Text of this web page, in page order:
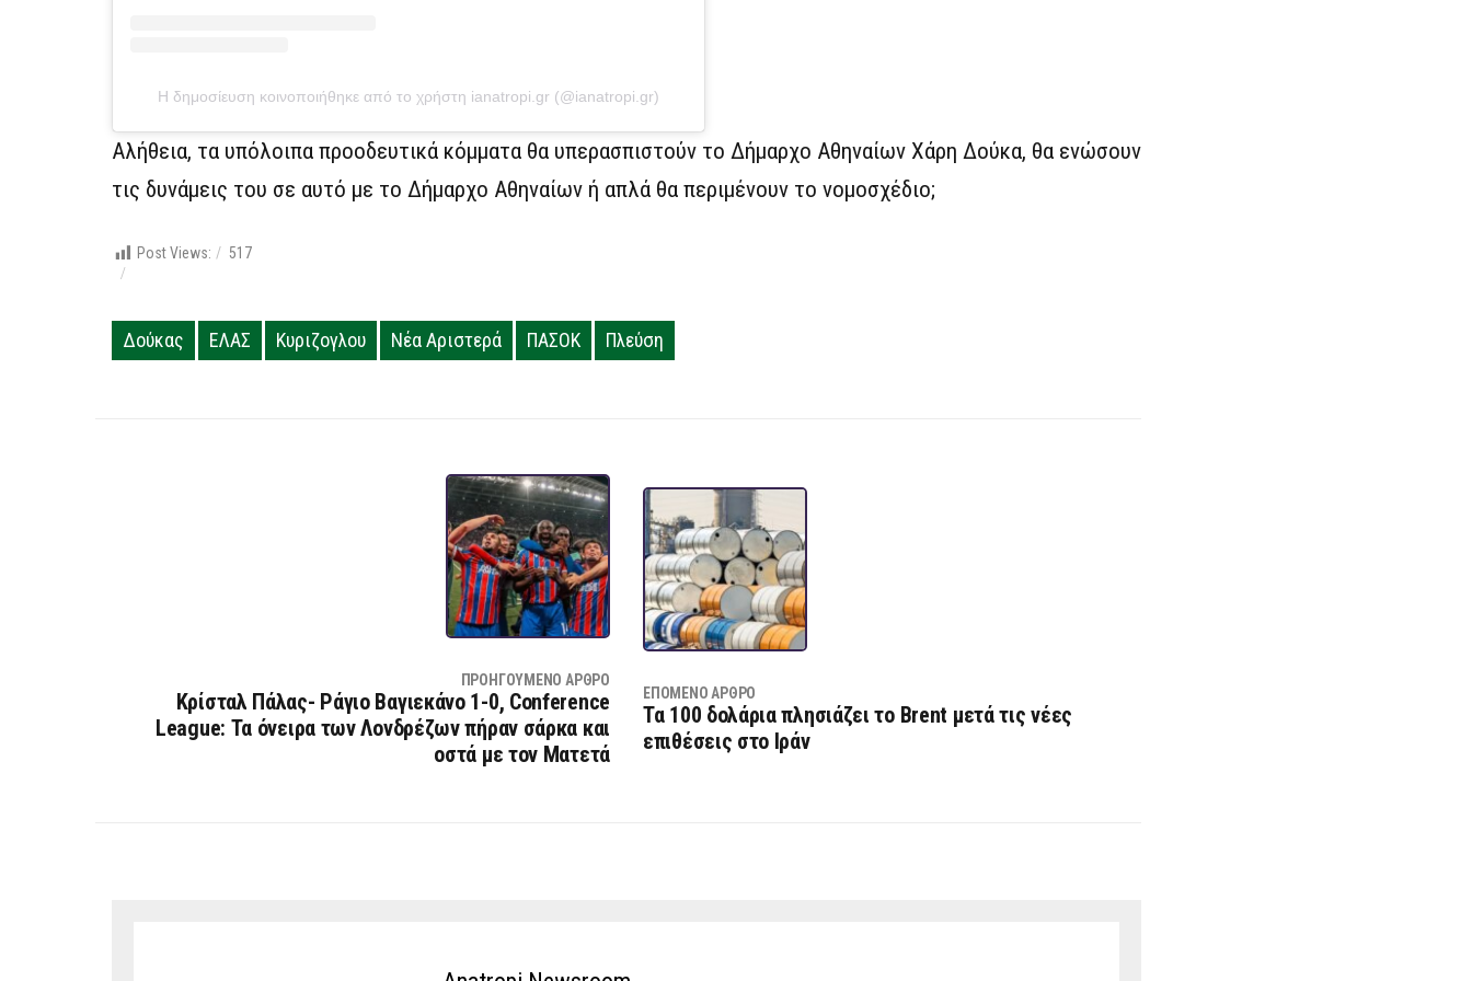
Η δημοσίευση κοινοποιήθηκε από το χρήστη ianatropi.gr (@ianatropi.gr)
Αλήθεια, τα υπόλοιπα προοδευτικά κόμματα θα υπερασπιστούν το Δήμαρχο Αθηναίων Χάρη Δούκα, θα ενώσουν
τις δυνάμεις του σε αυτό με το Δήμαρχο Αθηναίων ή απλά θα περιμένουν το νομοσχέδιο;
Post Views: 517
Δούκας ΕΛΑΣ Κυριζογλου Νέα Αριστερά ΠΑΣΟΚ Πλεύση
ΠΡΟΗΓΟΎΜΕΝΟ ΆΡΘΡΟ
Κρίσταλ Πάλας- Ράγιο Βαγιεκάνο 1-0, Conference
League: Τα όνειρα των Λονδρέζων πήραν σάρκα και
οστά με τον Ματετά
ΕΠΌΜΕΝΟ ΆΡΘΡΟ
Τα 100 δολάρια πλησιάζει το Brent μετά τις νέες
επιθέσεις στο Ιράν